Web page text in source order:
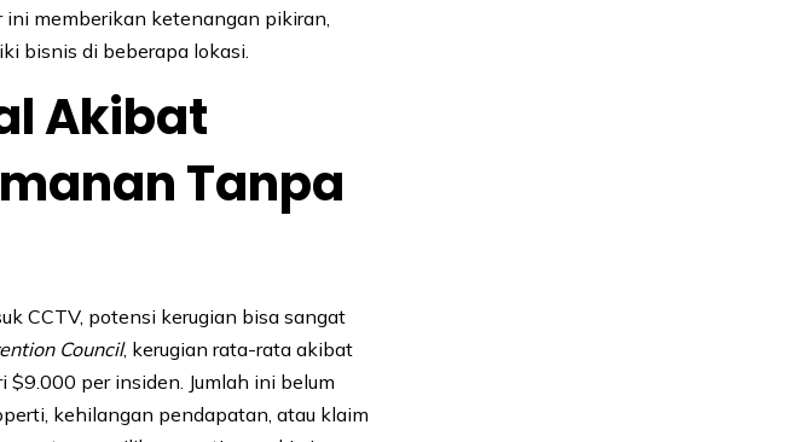
memberikan ketenangan pikiran,
bisnis di beberapa lokasi.
Akibat
Tanpa
CCTV, potensi kerugian bisa sangat
Council, kerugian rata-rata akibat
per insiden. Jumlah ini belum
kehilangan pendapatan, atau klaim